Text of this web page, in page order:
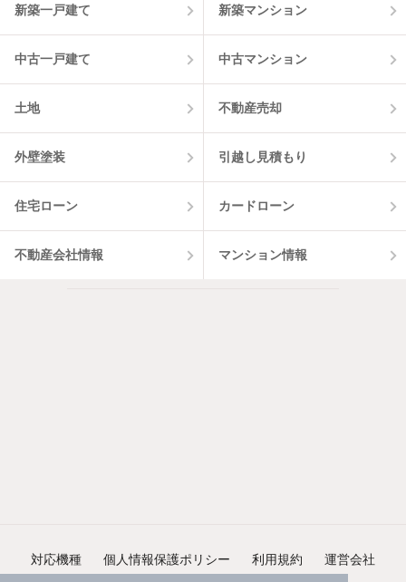
新築一戸建て 新築マンション
中古一戸建て 中古マンション
土地 不動産売却
外壁塗装 引越し見積もり
住宅ローン カードローン
不動産会社情報 マンション情報
対応機種 個人情報保護ポリシー 利用規約 運営会社